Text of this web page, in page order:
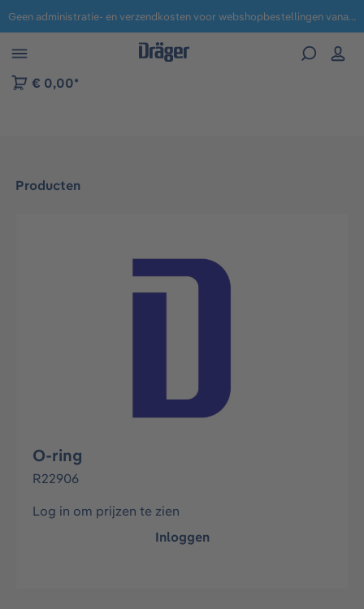
naar navigatie B2B-platform Geen administratie- en verzendkosten voor webshopbestellingen vanaf € 100,-.
€ 0,00*
Producten
Afbeeldingengalerij overslaan
O-ring
R22906
Log in om prijzen te zien
Inloggen